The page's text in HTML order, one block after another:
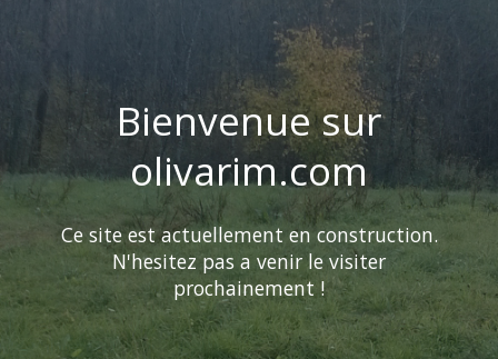
Bienvenue sur
olivarim.com
Ce site est actuellement en construction.
N'hesitez pas a venir le visiter
prochainement !